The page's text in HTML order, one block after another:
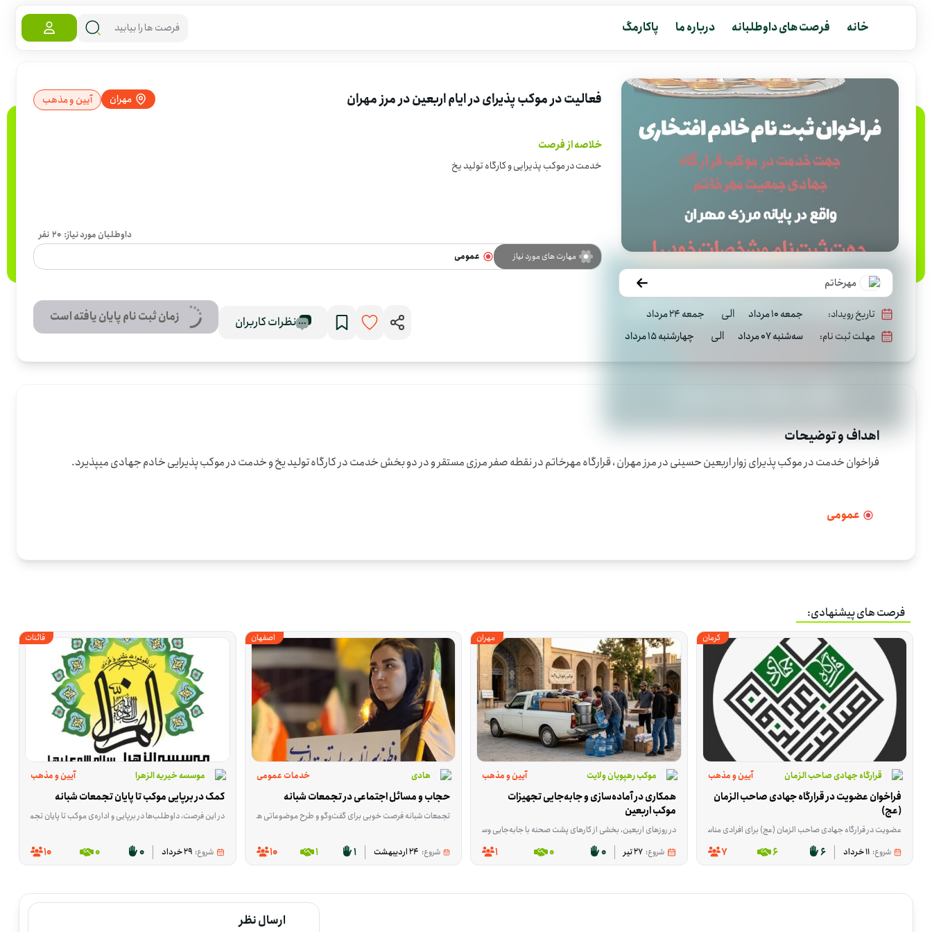
خانه فرصت های داوطلبانه درباره ما پاکارمگ
مهرخاتم
فعالیت در موکب پذیرای در ایام اربعین در مرز مهران مهران آیین و مذهب
خلاصه از فرصت
خدمت در موکب پذیرایی و کارگاه تولید یخ
داوطلبان مورد نیاز: 20 نفر
مهارت های مورد نیاز
عمومی
تاریخ رویداد: جمعه 10 مرداد الی
جمعه 24 مرداد
مهلت ثبت نام:
سه‌شنبه 07 مرداد الی چهارشنبه 15 مرداد
نظرات کاربران زمان ثبت نام پایان یافته است
اهداف و توضیحات
فراخوان خدمت در موکب پذیرای زوار اربعین حسینی در مرز مهران ، قرارگاه مهرخاتم در نقطه صفر مرزی مستقر و در دو بخش خدمت در کارگاه تولید یخ و خدمت در موکب پذیرایی خادم جهادی میپذیرد.
عمومی
فرصت های پیشنهادی:
کرمان
قرارگاه جهادی صاحب الزمان آیین و مذهب
(عج)
عضویت در قرارگاه جهادی صاحب الزمان (عج) برای افرادی مناسب است که می‌خواهند در مجموعه‌ای فعال در حوزه‌های متنوع اجتماعی، فرهنگی و خدماتی حضور داشته باشند. این فرصت می‌تواند برای کسانی جذاب باشد که به کارهای عمومی، فعالیت‌های مردمی و مشارکت در برنامه‌های مرتبط با آموزش، سلامت، محیط زیست، خانواده و حمایت از گروه‌های مختلف علاقه دارند. این فرصت در شهر کرمان، استان کرمان ارائه شده و در کنار حضور در یک مجموعه جهادی، امکاناتی هم برای اعضا و خانواده‌هایشان در نظر گرفته شده است. از جمله این موارد می‌توان به تسهیلات آموزشی، فرهنگی و اجتماعی، برخی
شروع: 11 خرداد 6
6
7
مهران
موکب رهپویان ولایت آیین و مذهب
موکب اربعین
در روزهای اربعین، بخشی از کارهای پشت صحنه با جابه‌جایی وسایل و رساندن اقلام مورد نیاز پیش می‌رود. این فرصت برای کسی مناسب است که بتواند با وانت، بار و وسایل لازم را داخل شهر جابه‌جا کند، خریدهای مورد نیاز را برساند و بین موکب‌ها رفت‌وآمد داشته باشد. محل این فعالیت مهران در استان ایلام است و از امروز تا ۱۶ مرداد به وانت برای این رفت‌وآمدها نیاز هست. اگر وانت در اختیار دارید و می‌توانید برای جابه‌جایی وسایل، بار و مایحتاج مورد نیاز کمک کنید، در این فرصت به
شروع: 27 تیر 0
0
1
اصفهان
هادی خدمات عمومی
حجاب و مسائل اجتماعی در تجمعات شبانه
تجمعات شبانه فرصت خوبی برای گفت‌وگو و طرح موضوعاتی هستند که در زندگی روزمره کمتر برایشان وقت می‌گذاریم. این فعالیت با هدف استفاده بهتر از این فضا شکل گرفته تا درباره حجاب و بعضی مسائل اجتماعی، کارهای فرهنگی و آموزشی مؤثرتری انجام شود. این فرصت در اصفهان، استان اصفهان برگزار می‌شود و به فضای عمومی، آیین
شروع: 24 اردیبهشت 1
1
10
قائنات
موسسه خیریه الزهرا آیین و مذهب
کمک در برپایی موکب تا پایان تجمعات شبانه
در این فرصت، داوطلب‌ها در برپایی و اداره‌ی موکب تا پایان تجمعات شبانه کمک می‌کنند؛ از پذیرایی گرفته تا ارائه‌ی خدمات واکس و آماده‌سازی هدایای
شروع: 29 خرداد 0
0
10
ارسال نظر